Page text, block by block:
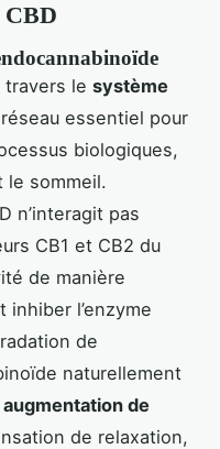
CBD
travers le système
réseau essentiel pour
biologiques,
le sommeil.
n’interagit pas
CB1 et CB2 du
de manière
l’enzyme
de
naturellement
augmentation de
de relaxation,